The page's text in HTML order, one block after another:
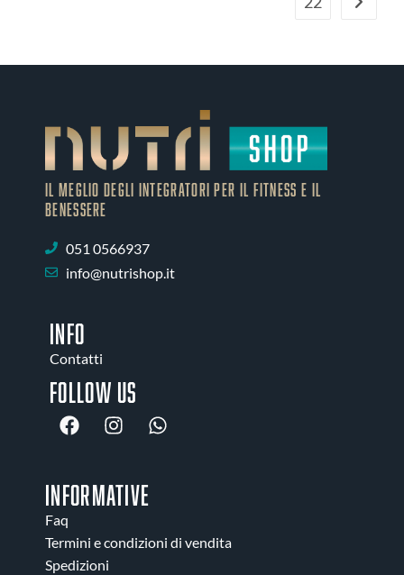
IL MEGLIO DEGLI Integratori PER IL FITNESS E IL
BENESSERE
051 0566937
info@nutrishop.it
INFO
Contatti
Follow us
INFORMATIVE
Faq
Termini e condizioni di vendita
Spedizioni